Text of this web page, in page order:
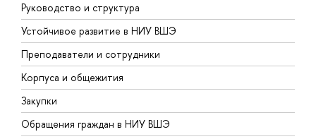
Руководство и структура
Устойчивое развитие в НИУ ВШЭ
Преподаватели и сотрудники
Корпуса и общежития
Закупки
Обращения граждан в НИУ ВШЭ